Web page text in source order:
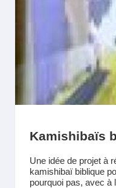
Kamishibaïs
Une idée de projet à
kamishibaï biblique
pourquoi pas, avec à